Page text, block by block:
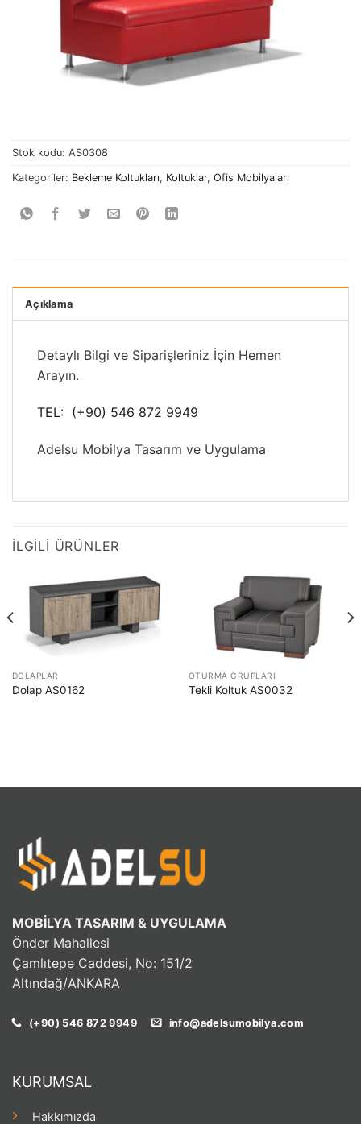
Stok kodu: AS0308
Kategoriler: Bekleme Koltukları, Koltuklar, Ofis Mobilyaları
Açıklama
Detaylı Bilgi ve Siparişleriniz İçin Hemen
Arayın.
TEL: (+90) 546 872 9949
Adelsu Mobilya Tasarım ve Uygulama
İLGILI ÜRÜNLER
DOLAPLAR
Dolap AS0162
OTURMA GRUPLARI
Tekli Koltuk AS0032
MOBİLYA TASARIM & UYGULAMA
Önder Mahallesi
Çamlıtepe Caddesi, No: 151/2
Altındağ/ANKARA
(+90) 546 872 9949 info@adelsumobilya.com
KURUMSAL
Hakkımızda